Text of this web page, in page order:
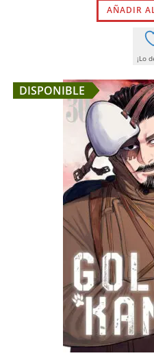
AÑADIR
¡Lo
DISPONIBLE